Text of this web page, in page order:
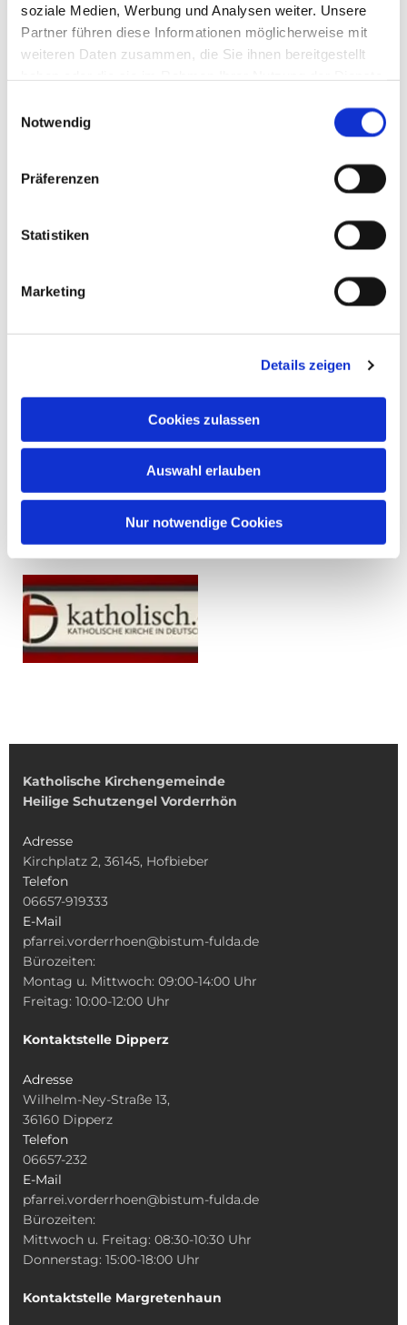
soziale Medien, Werbung und Analysen weiter. Unsere
Partner führen diese Informationen möglicherweise mit
weiteren Daten zusammen, die Sie ihnen bereitgestellt
Notwendig
Präferenzen
Statistiken
Marketing
Details zeigen
Cookies zulassen
Auswahl erlauben
Nur notwendige Cookies
Katholische Kirchengemeinde
Heilige Schutzengel Vorderrhön
Adresse
Kirchplatz 2, 36145, Hofbieber
Telefon
06657-919333
E-Mail
pfarrei.vorderrhoen@bistum-fulda.de
Bürozeiten:
Montag u. Mittwoch: 09:00-14:00 Uhr
Freitag: 10:00-12:00 Uhr
Kontaktstelle Dipperz
Adresse
Wilhelm-Ney-Straße 13,
36160 Dipperz
Telefon
06657-232
E-Mail
pfarrei.vorderrhoen@bistum-fulda.de
Bürozeiten:
Mittwoch u. Freitag: 08:30-10:30 Uhr
Donnerstag: 15:00-18:00 Uhr
Kontaktstelle Margretenhaun